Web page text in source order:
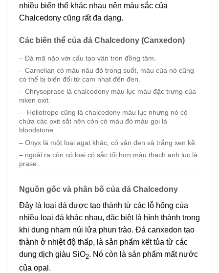
nhiều biến thể khác nhau nên màu sắc của
Chalcedony cũng rất đa dạng.
Các biến thể của đá Chalcedony (Canxedon)
– Đá mã não với cấu tạo vân tròn đồng tâm.
– Carnelian có màu nâu đỏ trong suốt, màu của nó cũng
có thể bị biến đổi từ cam nhạt đến đen.
– Chrysoprase là chalcedony màu lục màu đặc trưng của
niken oxit.
– Heliotrope cũng là chalcedony màu lục nhưng nó có
chứa các oxit sắt nên còn có màu đỏ máu gọi là
bloodstone
– Onyx là một loại agat khác, có vân đen và trắng xen kẽ.
– ngoài ra còn có loại có sắc tối hơn màu thạch anh lục là
prase..
Nguồn gốc và phân bố của đá Chalcedony
Đây là loại đá được tạo thành từ các lỗ hổng của
nhiều loại đá khác nhau, đặc biệt là hình thành trong
khi dung nham núi lửa phun trào. Đá canxedon tạo
thành ở nhiệt độ thấp, là sản phẩm kết tủa từ các
dung dịch giàu SiO2. Nó còn là sản phẩm mất nước
của opal.